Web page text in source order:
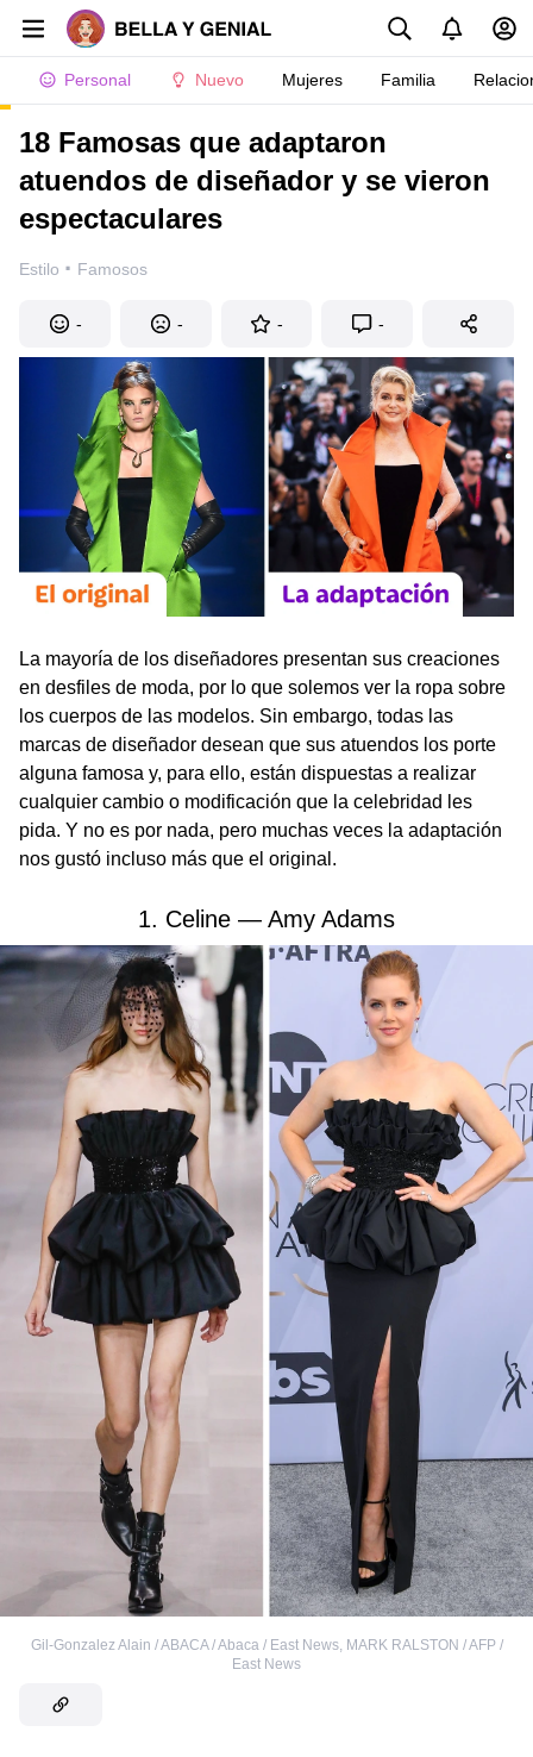
Personal Nuevo Mujeres Familia
18 Famosas que adaptaron
atuendos de diseñador y se vieron
espectaculares
Estilo · Famosos
- - - -
La mayoría de los diseñadores presentan sus creaciones
en desfiles de moda, por lo que solemos ver la ropa sobre
los cuerpos de las modelos. Sin embargo, todas las
marcas de diseñador desean que sus atuendos los porte
alguna famosa y, para ello, están dispuestas a realizar
cualquier cambio o modificación que la celebridad les
pida. Y no es por nada, pero muchas veces la adaptación
nos gustó incluso más que el original.
1. Celine — Amy Adams
Gil-Gonzalez Alain / ABACA / Abaca / East News, MARK RALSTON / AFP /
East News